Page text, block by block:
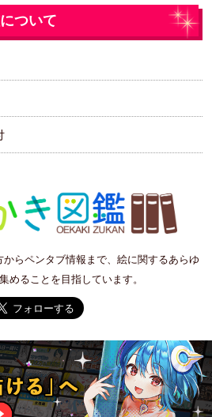
ついて
らペンタブ情報まで、絵に関するあらゆ
めることを目指しています。